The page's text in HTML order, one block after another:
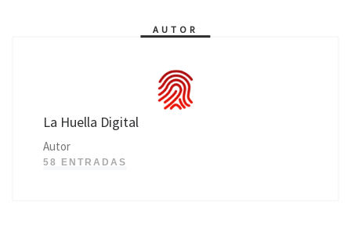
AUTOR
La Huella Digital
Autor
58 ENTRADAS